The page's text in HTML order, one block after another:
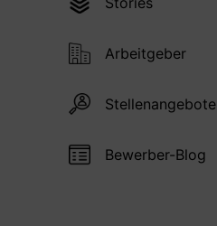
Arbeitgeber
Stellenangebote
Bewerber-Blog